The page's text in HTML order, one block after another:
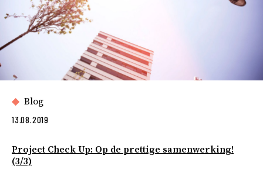
Blog
13.08.2019
Project Check Up: Op de prettige samenwerking!
(3/3)